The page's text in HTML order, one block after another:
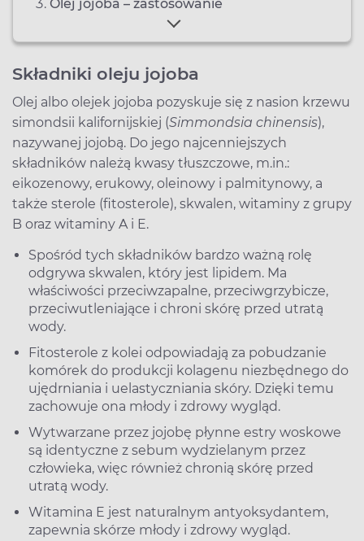
Olej jojoba – zastosowanie
Składniki oleju jojoba
Olej albo olejek jojoba pozyskuje się z nasion krzewu
simondsii kalifornijskiej (Simmondsia chinensis),
nazywanej jojobą. Do jego najcenniejszych
składników należą kwasy tłuszczowe, m.in.:
eikozenowy, erukowy, oleinowy i palmitynowy, a
także sterole (fitosterole), skwalen, witaminy z grupy
B oraz witaminy A i E.
Spośród tych składników bardzo ważną rolę
odgrywa skwalen, który jest lipidem. Ma
właściwości przeciwzapalne, przeciwgrzybicze,
przeciwutleniające i chroni skórę przed utratą
wody.
Fitosterole z kolei odpowiadają za pobudzanie
komórek do produkcji kolagenu niezbędnego do
ujędrniania i uelastyczniania skóry. Dzięki temu
zachowuje ona młody i zdrowy wygląd.
Wytwarzane przez jojobę płynne estry woskowe
są identyczne z sebum wydzielanym przez
człowieka, więc również chronią skórę przed
utratą wody.
Witamina E jest naturalnym antyoksydantem,
zapewnia skórze młody i zdrowy wygląd.